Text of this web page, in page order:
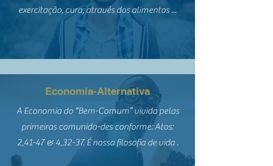
exercitação, cura, através dos alimentos ...
Economia-Alternativa
A Economia do “Bem-Comum” vivida pelas
primeiras comunida-des conforme: Atos:
2,41-47 & 4,32-37. É nossa filosofia de vida .